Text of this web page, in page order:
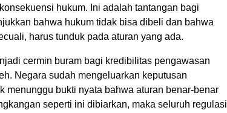
hukum. Ini adalah tantangan bagi
bahwa hukum tidak bisa dibeli dan bahwa
harus tunduk pada aturan yang ada.
cermin buram bagi kredibilitas pengawasan
Negara sudah mengeluarkan keputusan
menunggu bukti nyata bahwa aturan benar-benar
seperti ini dibiarkan, maka seluruh regulasi